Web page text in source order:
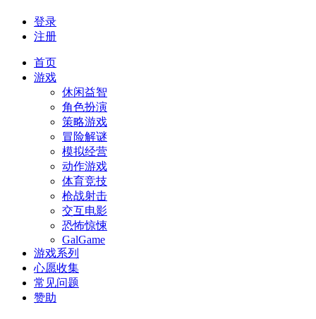
登录
注册
首页
游戏
休闲益智
角色扮演
策略游戏
冒险解谜
模拟经营
动作游戏
体育竞技
枪战射击
交互电影
恐怖惊悚
GalGame
游戏系列
心愿收集
常见问题
赞助